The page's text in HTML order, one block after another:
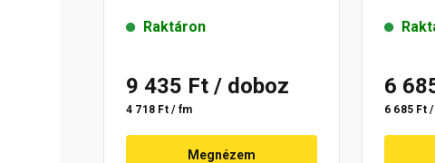
Raktáron
9 435 Ft / doboz
4 718 Ft / fm
Megnézem
6
6 685 Ft